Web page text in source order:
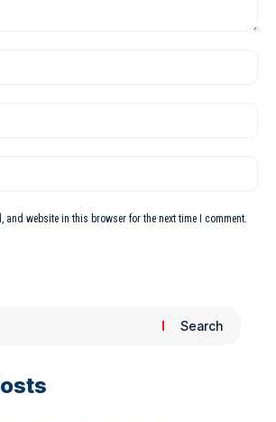
and website in this browser for the next time I comment.
Search